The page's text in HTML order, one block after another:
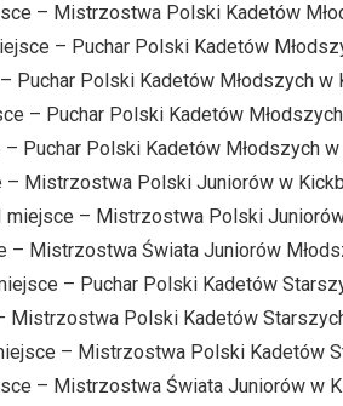
– Mistrzostwa Polski Kadetów
– Puchar Polski Kadetów
Puchar Polski Kadetów Młodszych
– Puchar Polski Kadetów
Puchar Polski Kadetów Młodszych
– Mistrzostwa Polski Juniorów w
miejsce – Mistrzostwa Polski
– Mistrzostwa Świata Juniorów
– Puchar Polski Kadetów
Mistrzostwa Polski Kadetów
– Mistrzostwa Polski Kadetów
– Mistrzostwa Świata Juniorów w